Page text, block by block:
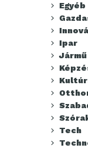
Egyéb
Ipar
Jármű
Tech